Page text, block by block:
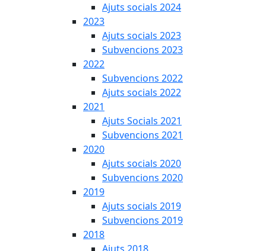
Ajuts socials 2024
2023
Ajuts socials 2023
Subvencions 2023
2022
Subvencions 2022
Ajuts socials 2022
2021
Ajuts Socials 2021
Subvencions 2021
2020
Ajuts socials 2020
Subvencions 2020
2019
Ajuts socials 2019
Subvencions 2019
2018